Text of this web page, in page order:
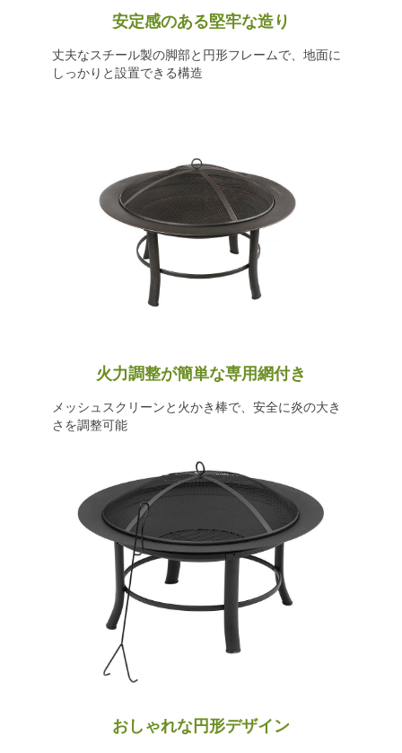
安定感のある堅牢な造り
丈夫なスチール製の脚部と円形フレームで、地面に
しっかりと設置できる構造
火力調整が簡単な専用網付き
メッシュスクリーンと火かき棒で、安全に炎の大き
さを調整可能
おしゃれな円形デザイン